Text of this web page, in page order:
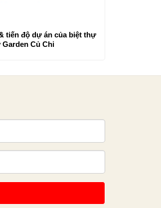
tiến độ dự án của biệt thự
Garden Củ Chi